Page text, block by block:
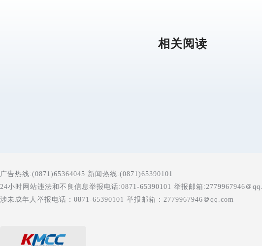
相关阅读
广告热线:(0871)65364045 新闻热线:(0871)65390101
24小时网站违法和不良信息举报电话:0871-65390101 举报邮箱:2779967946＠
涉未成年人举报电话：0871-65390101 举报邮箱：2779967946＠qq.com